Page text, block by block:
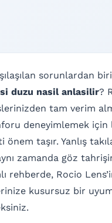
sorunlardan
duzu nasil anlasilir?
tam verim
deneyimlemek
taşır. Yanlış
zamanda göz
rehberde, Rocio
kusursuz bir